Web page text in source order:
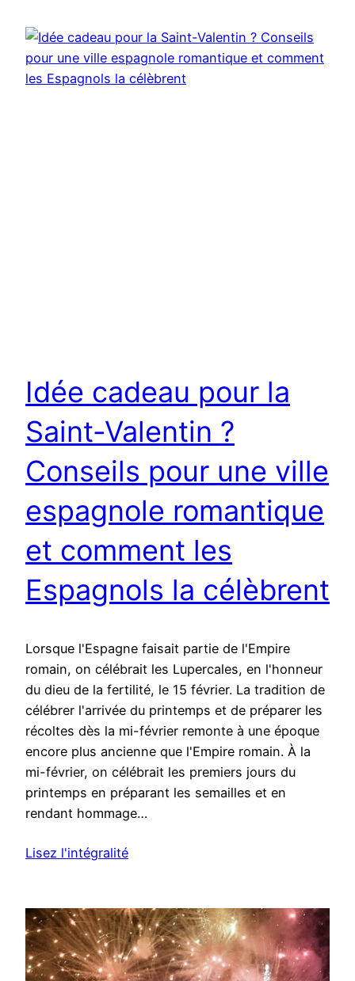
Idée cadeau pour la
Saint-Valentin ?
Conseils pour une ville
espagnole romantique
et comment les
Espagnols la célèbrent
Lorsque l'Espagne faisait partie de l'Empire
romain, on célébrait les Lupercales, en l'honneur
du dieu de la fertilité, le 15 février. La tradition de
célébrer l'arrivée du printemps et de préparer les
récoltes dès la mi-février remonte à une époque
encore plus ancienne que l'Empire romain. À la
mi-février, on célébrait les premiers jours du
printemps en préparant les semailles et en
rendant hommage…
Lisez l'intégralité